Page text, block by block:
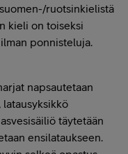
ruotsinkielistä
kieli on toiseksi
ponnisteluja.
napsautetaan
täytetään
ensilataukseen.